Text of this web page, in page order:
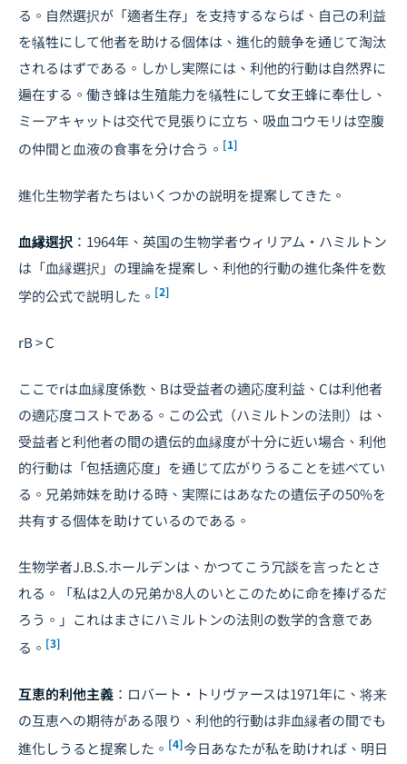
る。自然選択が「適者生存」を支持するならば、自己の利益
を犠牲にして他者を助ける個体は、進化的競争を通じて淘汰
されるはずである。しかし実際には、利他的行動は自然界に
遍在する。働き蜂は生殖能力を犠牲にして女王蜂に奉仕し、
ミーアキャットは交代で見張りに立ち、吸血コウモリは空腹
の仲間と血液の食事を分け合う。 [1]
進化生物学者たちはいくつかの説明を提案してきた。
血縁選択 ：1964年、英国の生物学者ウィリアム・ハミルトン
は「血縁選択」の理論を提案し、利他的行動の進化条件を数
学的公式で説明した。 [2]
rB > C
ここでrは血縁度係数、 Bは受益者の適応度利益、 Cは利他者
の適応度コストである。この公式（ハミルトンの法則）は、
受益者と利他者の間の遺伝的血縁度が十分に近い場合、利他
的行動は「包括適応度」を通じて広がりうることを述べてい
る。兄弟姉妹を助ける時、実際にはあなたの遺伝子の50%を
共有する個体を助けているのである。
生物学者J.B.S.ホールデンは、かつてこう冗談を言ったとさ
れる。「私は2人の兄弟か8人のいとこのために命を捧げるだ
ろう。」これはまさにハミルトンの法則の数学的含意であ
る。 [3]
互恵的利他主義 ：ロバート・トリヴァースは1971年に、将来
の互恵への期待がある限り、利他的行動は非血縁者の間でも
進化しうると提案した。 [4]今日あなたが私を助ければ、明日